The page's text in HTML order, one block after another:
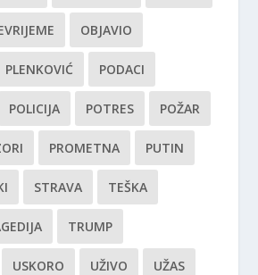
OBJAVIO
PLENKOVIĆ PODACI
POLICIJA POTRES POŽAR
PROMETNA PUTIN
STRAVA TEŠKA
TRUMP
USKORO UŽIVO UŽAS